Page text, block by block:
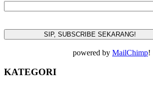
powered by MailChimp!
KATEGORI